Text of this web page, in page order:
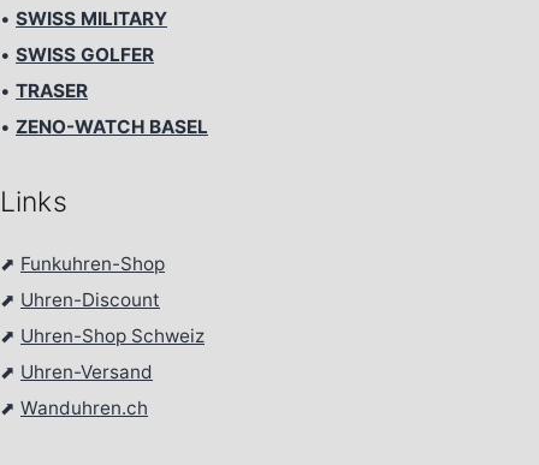
• SWISS MILITARY
• SWISS GOLFER
• TRASER
• ZENO-WATCH BASEL
Links
⬈ Funkuhren-Shop
⬈ Uhren-Discount
⬈ Uhren-Shop Schweiz
⬈ Uhren-Versand
⬈ Wanduhren.ch